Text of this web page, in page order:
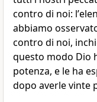
contro di noi:
abbiamo
contro di noi,
questo modo Dio
potenza, e le ha
dopo averle vinte